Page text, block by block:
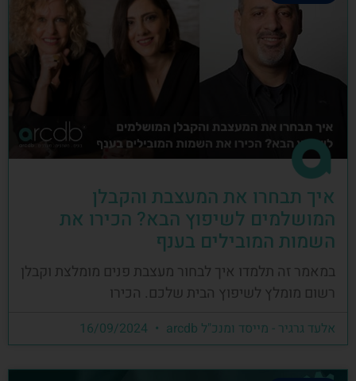
איך תבחרו את המעצבת והקבלן
המושלמים לשיפוץ הבא? הכירו את
השמות המובילים בענף
במאמר זה תלמדו איך לבחור מעצבת פנים מומלצת וקבלן
רשום מומלץ לשיפוץ הבית שלכם. הכירו
אלעד גרגיר - מייסד ומנכ"ל arcdb